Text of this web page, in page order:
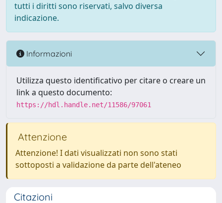
tutti i diritti sono riservati, salvo diversa
indicazione.
Informazioni
Utilizza questo identificativo per citare o creare un
link a questo documento:
https://hdl.handle.net/11586/97061
Attenzione
Attenzione! I dati visualizzati non sono stati
sottoposti a validazione da parte dell'ateneo
Citazioni